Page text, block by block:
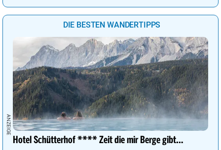
DIE BESTEN WANDERTIPPS
Hotel Schütterhof **** Zeit die mir Berge gibt…